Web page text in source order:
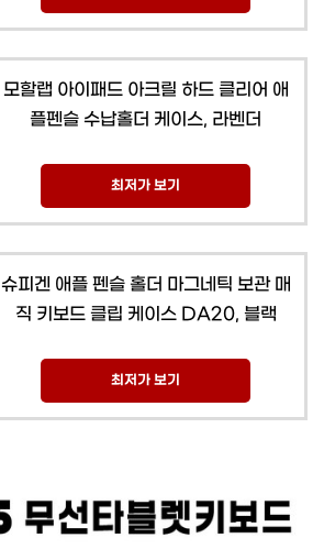
모할랩 아이패드 아크릴 하드 클리어 애
플펜슬 수납홀더 케이스, 라벤더
최저가 보기
슈피겐 애플 펜슬 홀더 마그네틱 보관 매
직 키보드 클립 케이스 DA20, 블랙
최저가 보기